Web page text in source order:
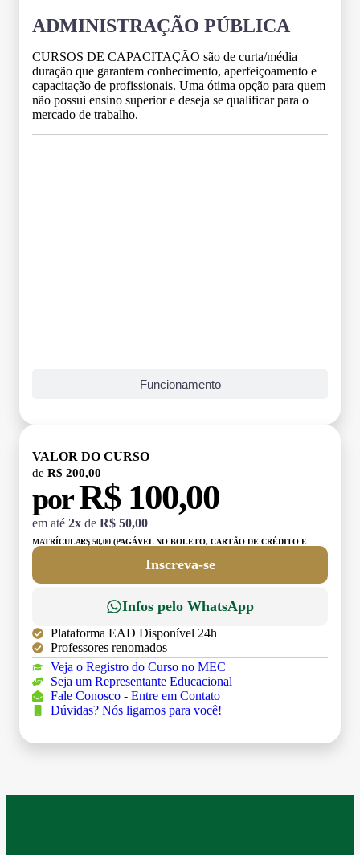
ADMINISTRAÇÃO PÚBLICA
CURSOS DE CAPACITAÇÃO são de curta/média
duração que garantem conhecimento, aperfeiçoamento e
capacitação de profissionais. Uma ótima opção para quem
não possui ensino superior e deseja se qualificar para o
mercado de trabalho.
Funcionamento
VALOR DO CURSO
de R$ 200,00
porR$ 100,00
em até 2x de R$ 50,00
MATRÍCULA:R$ 50,00 (PAGÁVEL NO BOLETO, CARTÃO DE CRÉDITO E
Inscreva-se
Infos pelo WhatsApp
Plataforma EAD Disponível 24h
Professores renomados
Veja o Registro do Curso no MEC
Seja um Representante Educacional
Fale Conosco - Entre em Contato
Dúvidas? Nós ligamos para você!